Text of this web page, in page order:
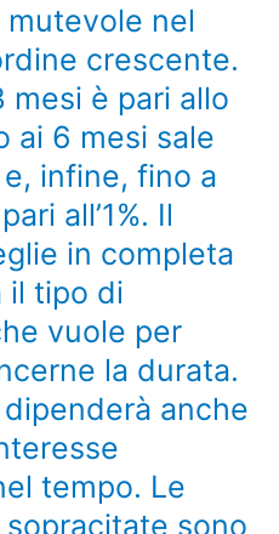
nel
crescente.
mesi è pari allo
ai 6 mesi sale
infine, fino a
all’1%. Il
in completa
il tipo di
vuole per
la durata.
anche
tempo. Le
sono